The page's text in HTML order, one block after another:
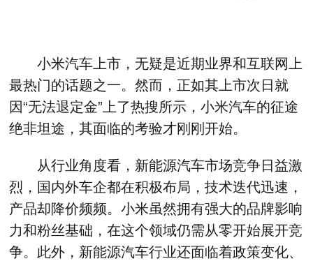
小米汽车上市，无疑是近期业界和互联网上
最热门的话题之一。然而，正如其上市次日就
因“无法退定金”上了热搜所示，小米汽车的征途
绝非坦途，其面临的考验才刚刚开始。
从行业角度看，新能源汽车市场竞争日益激
烈，国内外车企都在积极布局，技术迭代迅速，
产品却降价频频。小米虽然拥有强大的品牌影响
力和粉丝基础，在这个领域仍需从零开始展开竞
争。此外，新能源汽车行业还面临着政策变化、